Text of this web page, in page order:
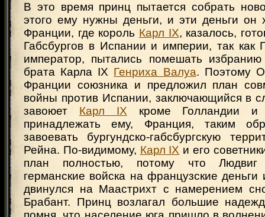
В это время принц пытается собрать
этого ему нужны деньги, и эти деньги он
Франции, где король Карл IX, казалось,
Габсбургов в Испании и империи, так как
император, пытались помешать
брата Карла IX Генриха Валуа. Поэтому
Франции союзника и предложил план
войны против Испании, заключающийся в
завоюет Карл IX кроме Голландии и
принадлежать ему, Франция, таким
завоевать бургундско-габсбургскую
Рейна. По-видимому, Карл IX и его
план полностью, потому что
германские войска на французские деньги
двинулся на Маастрихт с намерением
Брабант. Принц возлагал большие